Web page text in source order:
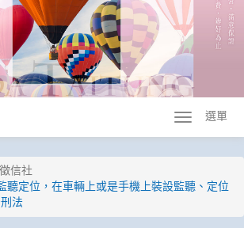
選單
信社
聽定位，在車輛上或是手機上裝設監聽、定位
法